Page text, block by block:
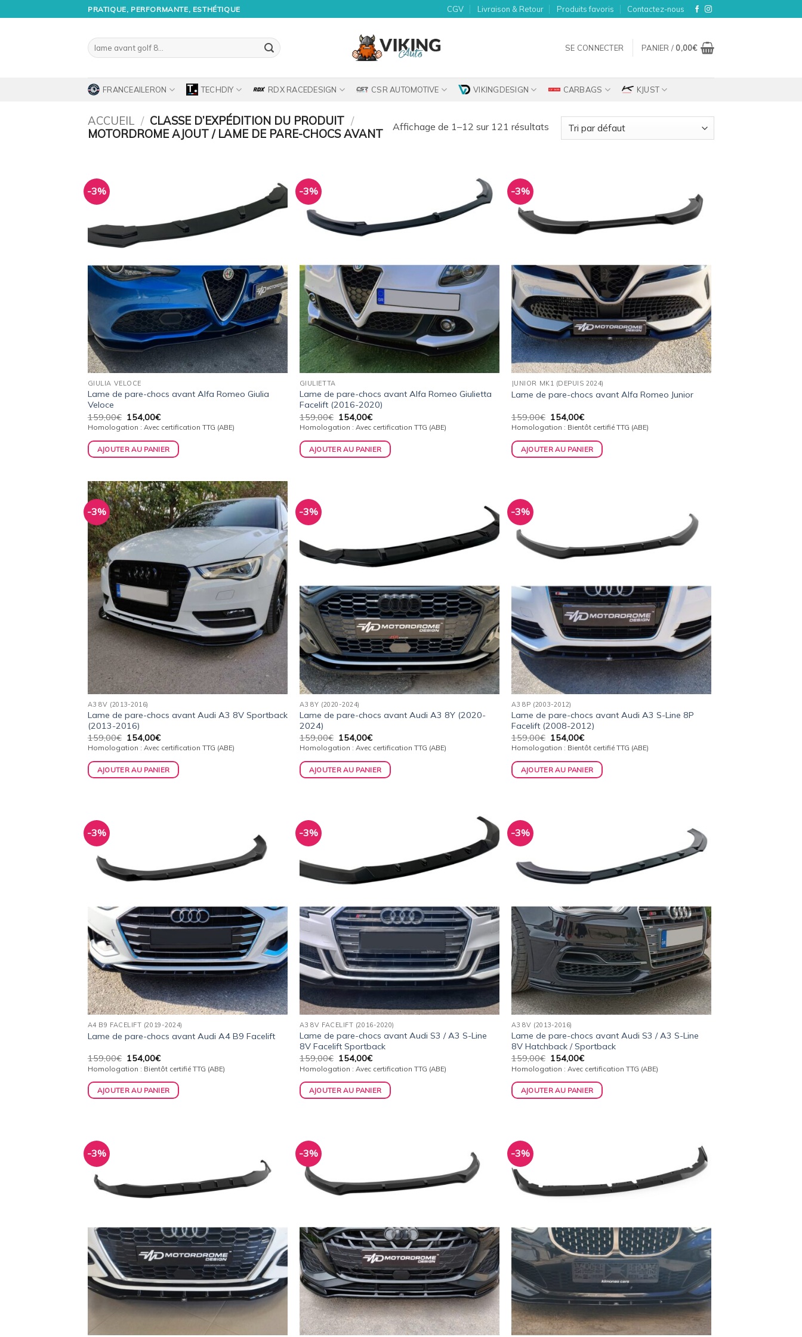
au
PRATIQUE, PERFORMANTE, ESTHÉTIQUE CGV Livraison & Retour Produits favoris Contactez-nous
Recherche
pour :
SE CONNECTER PANIER / 0,00€
FRANCEAILERON TECHDIY RDX RACEDESIGN CSR AUTOMOTIVE VIKINGDESIGN CARBAGS KJUST
ACCUEIL / CLASSE D’EXPÉDITION DU PRODUIT /
MOTORDROME AJOUT / LAME DE PARE-CHOCS AVANT
Affichage de 1–12 sur 121 résultats
-3%
Ajouter
à la
wishlist
GIULIA VELOCE
Lame de pare-chocs avant Alfa Romeo Giulia
Veloce
159,00€ Le
prix
initial
était :
159,00€.
154,00€Le
prix
actuel
est :
154,00€.
Homologation : Avec certification TTG (ABE)
AJOUTER AU PANIER
-3%
Ajouter
à la
wishlist
GIULIETTA
Lame de pare-chocs avant Alfa Romeo Giulietta
Facelift (2016-2020)
159,00€ Le
prix
initial
était :
159,00€.
154,00€Le
prix
actuel
est :
154,00€.
Homologation : Avec certification TTG (ABE)
AJOUTER AU PANIER
-3%
Ajouter
à la
wishlist
JUNIOR MK1 (DEPUIS 2024)
Lame de pare-chocs avant Alfa Romeo Junior
159,00€ Le
prix
initial
était :
159,00€.
154,00€Le
prix
actuel
est :
154,00€.
Homologation : Bientôt certifié TTG (ABE)
AJOUTER AU PANIER
-3%
Ajouter
à la
wishlist
A3 8V (2013-2016)
Lame de pare-chocs avant Audi A3 8V Sportback
(2013-2016)
159,00€ Le
prix
initial
était :
159,00€.
154,00€Le
prix
actuel
est :
154,00€.
Homologation : Avec certification TTG (ABE)
AJOUTER AU PANIER
-3%
Ajouter
wishlist
A3 8Y (2020-2024)
Lame de pare-chocs avant Audi A3 8Y (2020-
2024)
159,00€ Le
prix
initial
était :
159,00€.
154,00€Le
prix
actuel
est :
154,00€.
Homologation : Avec certification TTG (ABE)
AJOUTER AU PANIER
-3%
Ajouter
à la
wishlist
A3 8P (2003-2012)
Lame de pare-chocs avant Audi A3 S-Line 8P
Facelift (2008-2012)
159,00€ Le
prix
initial
était :
159,00€.
154,00€Le
prix
actuel
est :
154,00€.
Homologation : Bientôt certifié TTG (ABE)
AJOUTER AU PANIER
-3%
Ajouter
à la
wishlist
A4 B9 FACELIFT (2019-2024)
Lame de pare-chocs avant Audi A4 B9 Facelift
159,00€ Le
prix
initial
était :
159,00€.
154,00€Le
prix
actuel
est :
154,00€.
Homologation : Bientôt certifié TTG (ABE)
AJOUTER AU PANIER
-3%
Ajouter
à la
wishlist
A3 8V FACELIFT (2016-2020)
Lame de pare-chocs avant Audi S3 / A3 S-Line
8V Facelift Sportback
159,00€ Le
prix
initial
était :
159,00€.
154,00€Le
prix
actuel
est :
154,00€.
Homologation : Avec certification TTG (ABE)
AJOUTER AU PANIER
-3%
Ajouter
à la
wishlist
A3 8V (2013-2016)
Lame de pare-chocs avant Audi S3 / A3 S-Line
8V Hatchback / Sportback
159,00€ Le
prix
initial
était :
159,00€.
154,00€Le
prix
actuel
est :
154,00€.
Homologation : Avec certification TTG (ABE)
AJOUTER AU PANIER
-3%
à la
wishlist
-3%
Ajouter
à la
wishlist
-3%
Ajouter
à la
wishlist